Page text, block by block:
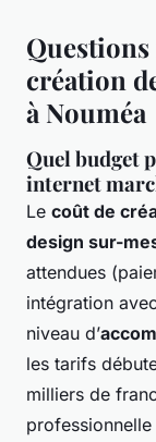
création
à Nouméa
Quel budget
internet
Le coût de
design sur-
attendues
intégration
niveau d’
les tarifs
milliers de